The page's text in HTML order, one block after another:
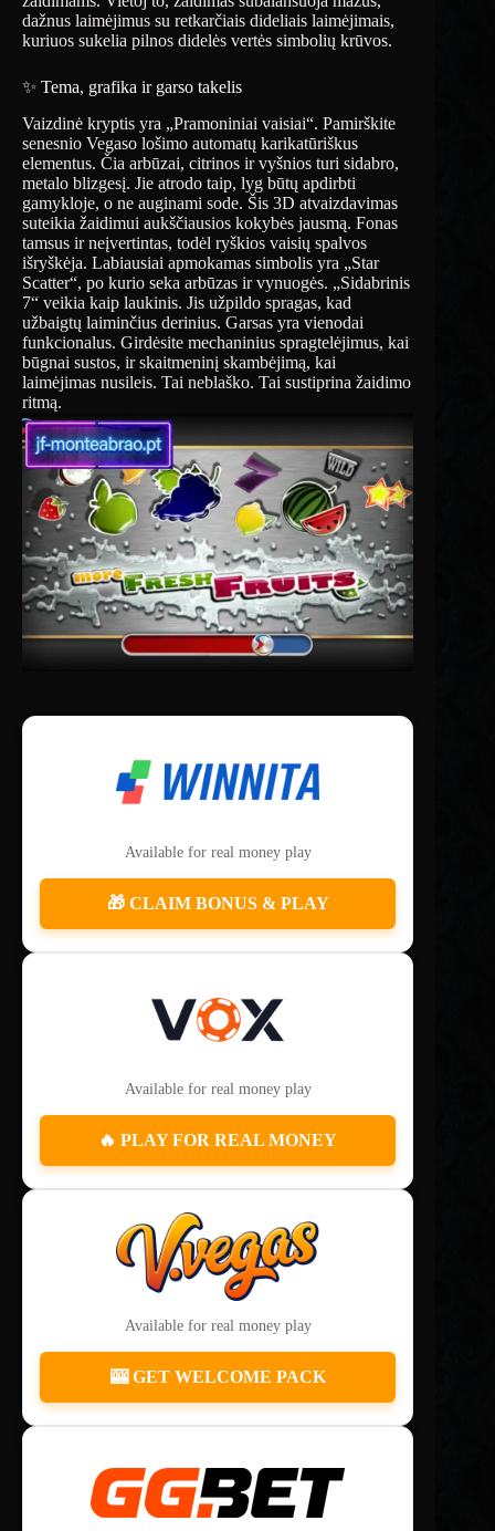
dažnus laimėjimus su retkarčiais dideliais laimėjimais,
kuriuos sukelia pilnos didelės vertės simbolių krūvos.
✨ Tema, grafika ir garso takelis
Vaizdinė kryptis yra „Pramoniniai vaisiai“. Pamirškite
senesnio Vegaso lošimo automatų karikatūriškus
elementus. Čia arbūzai, citrinos ir vyšnios turi sidabro,
metalo blizgesį. Jie atrodo taip, lyg būtų apdirbti
gamykloje, o ne auginami sode. Šis 3D atvaizdavimas
suteikia žaidimui aukščiausios kokybės jausmą. Fonas
tamsus ir neįvertintas, todėl ryškios vaisių spalvos
išryškėja. Labiausiai apmokamas simbolis yra „Star
Scatter“, po kurio seka arbūzas ir vynuogės. „Sidabrinis
7“ veikia kaip laukinis. Jis užpildo spragas, kad
užbaigtų laiminčius derinius. Garsas yra vienodai
funkcionalus. Girdėsite mechaninius spragtelėjimus, kai
būgnai sustos, ir skaitmeninį skambėjimą, kai
laimėjimas nusileis. Tai neblaško. Tai sustiprina žaidimo
ritmą.
Available for real money play
🎁 CLAIM BONUS & PLAY
Available for real money play
🔥 PLAY FOR REAL MONEY
Available for real money play
🎰 GET WELCOME PACK